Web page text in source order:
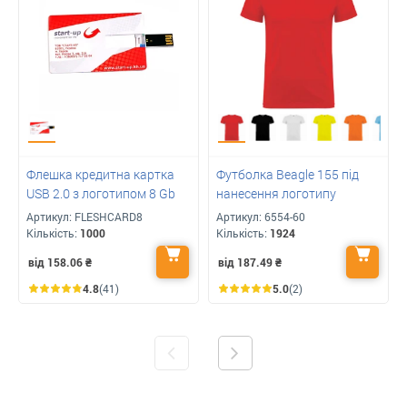
Флешка кредитна картка
USB 2.0 з логотипом 8 Gb
Артикул: FLESHCARD8
Кількість: 1000
від 158.06₴
4.8(41)
Футболка Beagle 155 під
нанесення логотипу
Артикул: 6554-60
Кількість: 1924
від 187.49₴
5.0(2)